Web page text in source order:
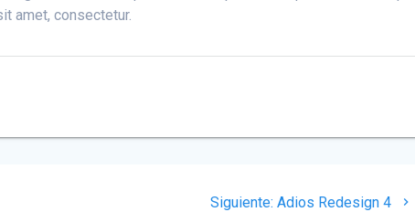
amet, consectetur.
Siguiente: Siguiente
Adios Redesign 4